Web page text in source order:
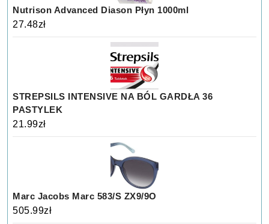
Nutrison Advanced Diason Płyn 1000ml
27.48zł
STREPSILS INTENSIVE NA BÓL GARDŁA 36
PASTYLEK
21.99zł
Marc Jacobs Marc 583/S ZX9/9O
505.99zł